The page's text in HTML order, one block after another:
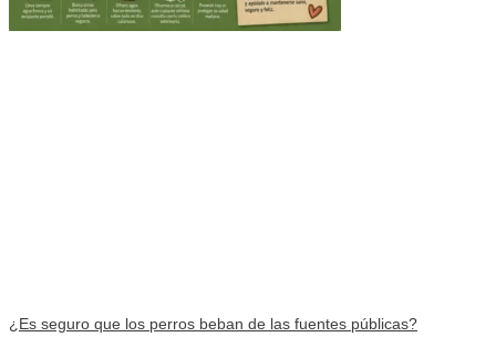
¿Es seguro que los perros beban de las fuentes públicas?